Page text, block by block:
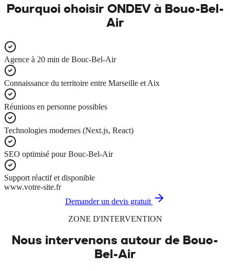
Pourquoi choisir ONDEV à Bouc-Bel-
Air
Agence à 20 min de Bouc-Bel-Air
Connaissance du territoire entre Marseille et Aix
Réunions en personne possibles
Technologies modernes (Next.js, React)
SEO optimisé pour Bouc-Bel-Air
Support réactif et disponible
www.votre-site.fr
Demander un devis gratuit
ZONE D'INTERVENTION
Nous intervenons autour de Bouc-
Bel-Air